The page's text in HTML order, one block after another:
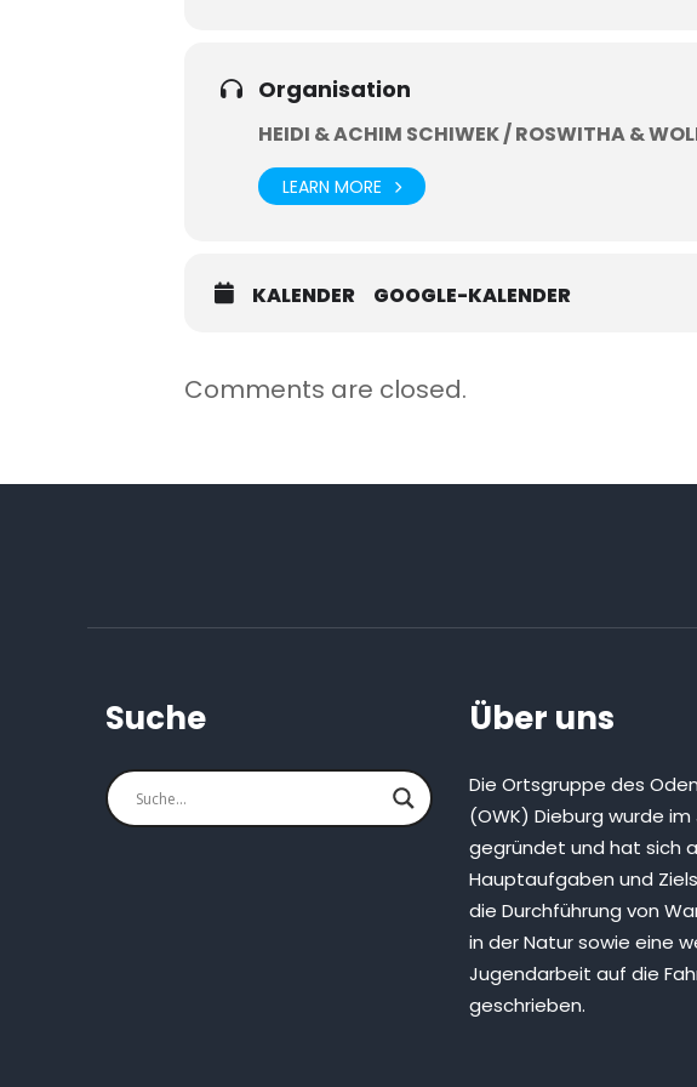
Organisation
HEIDI & ACHIM SCHIWEK / ROSWITHA &
LEARN MORE
KALENDER GOOGLE-KALENDER
Comments are closed.
Suche Über uns
Die Ortsgruppe des
(OWK) Dieburg wurde im
gegründet und hat sich
Hauptaufgaben und
die Durchführung von
in der Natur sowie eine
Jugendarbeit auf die
geschrieben.